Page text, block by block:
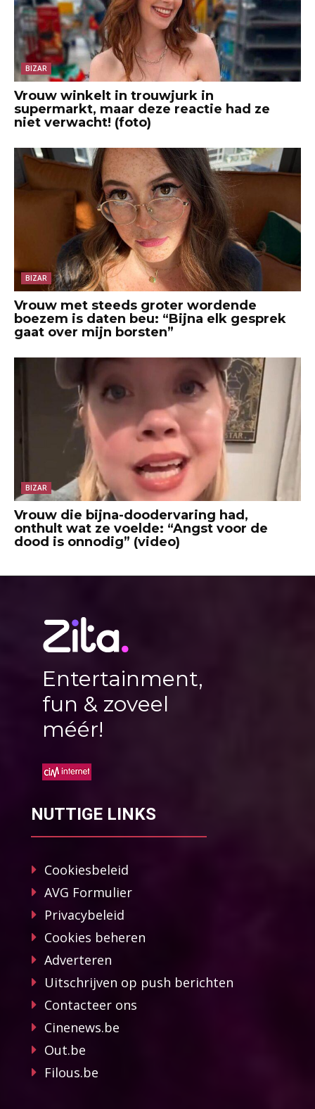
BIZAR
Vrouw winkelt in trouwjurk in
supermarkt, maar deze reactie had ze
niet verwacht! (foto)
BIZAR
Vrouw met steeds groter wordende
boezem is daten beu: “Bijna elk gesprek
gaat over mijn borsten”
BIZAR
Vrouw die bijna-doodervaring had,
onthult wat ze voelde: “Angst voor de
dood is onnodig” (video)
Entertainment,
fun & zoveel
méér!
NUTTIGE LINKS
Cookiesbeleid
AVG Formulier
Privacybeleid
Cookies beheren
Adverteren
Uitschrijven op push berichten
Contacteer ons
Cinenews.be
Out.be
Filous.be